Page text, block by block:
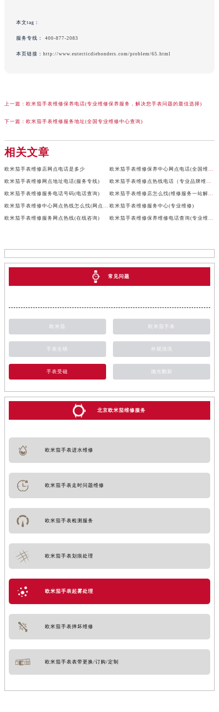
本文tag：
服务专线： 400-877-2083
本页链接： http://www.eutecticdiebonders.com/problem/65.html
上一篇： 欧米茄手表维修保养电话(专业维修保养服务，解决您手表问题的最佳选择)
下一篇： 欧米茄手表维修服务地址(全国专业维修中心查询)
相关文章
欧米茄手表维修店网点电话是多少 欧米茄手表维修保养中心网点电话(全国维修)
欧米茄手表维修网点地址电话(服务专线) 欧米茄手表维修点热线电话（专业品牌维修）
欧米茄手表维修服务电话号码(电话查询) 欧米茄手表维修店怎么找(维修服务一站解决)
欧米茄手表维修中心网点热线怎么找(网点查询) 欧米茄手表维修服务中心(专业维修)
欧米茄手表维修服务网点热线(在线咨询) 欧米茄手表维修保养维修电话查询(专业维修团队)
常见问题
欧米茄 欧米茄手表
手表生锈 外观清洗
手表受磁 抛光翻新
北京欧米茄维修服务
欧米茄手表进水维修
欧米茄手表走时问题维修
欧米茄手表检测服务
欧米茄手表划痕处理
欧米茄手表起雾处理
欧米茄手表摔坏维修
欧米茄手表表带更换/订购/定制